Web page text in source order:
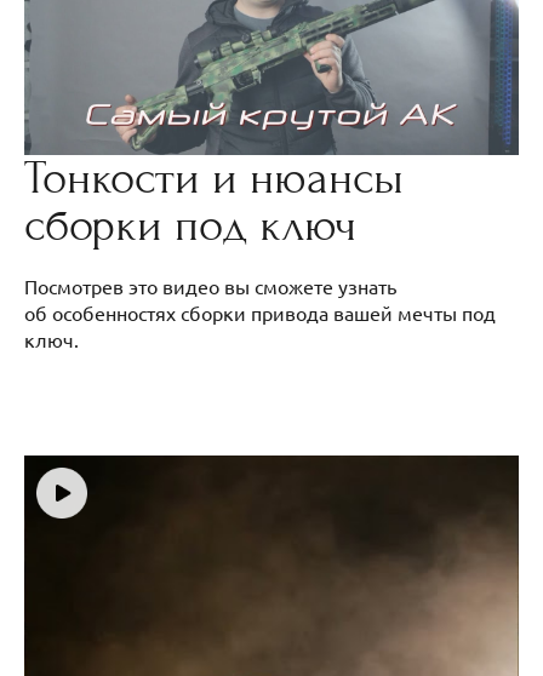
Тонкости и нюансы
сборки под ключ
Посмотрев это видео вы сможете узнать
об особенностях сборки привода вашей мечты под
ключ.